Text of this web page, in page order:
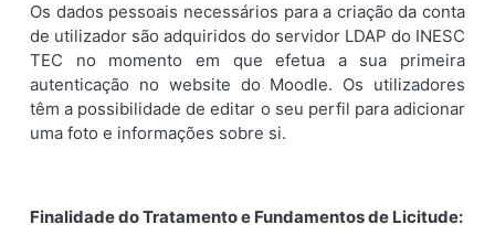
Os dados pessoais necessários para a criação da conta
de utilizador são adquiridos do servidor LDAP do INESC
TEC no momento em que efetua a sua primeira
autenticação no website do Moodle. Os utilizadores
têm a possibilidade de editar o seu perfil para adicionar
uma foto e informações sobre si.
Finalidade do Tratamento e Fundamentos de Licitude: